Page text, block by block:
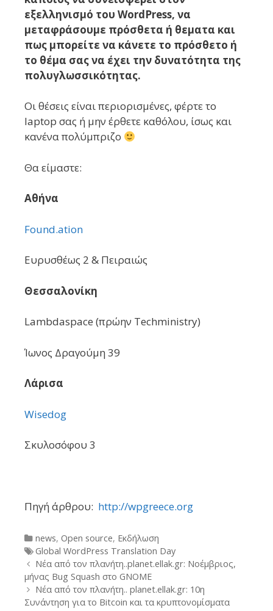
εξελληνισμό του WordPress, να
μεταφράσουμε πρόσθετα ή θεματα και
πως μπορείτε να κάνετε το πρόσθετο ή
το θέμα σας να έχει την δυνατότητα της
πολυγλωσσικότητας.
Οι θέσεις είναι περιορισμένες, φέρτε το
laptop σας ή μην έρθετε καθόλου, ίσως και
κανένα πολύμπριζο
Θα είμαστε:
Αθήνα
Found.ation
Ευρυσθέως 2 & Πειραιώς
Θεσσαλονίκη
Lambdaspace (πρώην Techministry)
Ίωνος Δραγούμη 39
Λάρισα
Wisedog
Σκυλοσόφου 3
Πηγή άρθρου: http://wpgreece.org
Categories
news, Open source, Εκδήλωση
Tags
Global WordPress Translation Day
Post
navigation
Νέα από τον πλανήτη..planet.ellak.gr: Νοέμβριος,
μήνας Bug Squash στο GNOME
Νέα από τον πλανήτη.. planet.ellak.gr: 10η
Συνάντηση για το Bitcoin και τα κρυπτονομίσματα